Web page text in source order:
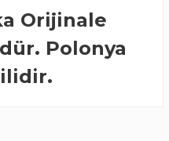
Orijinale
Polonya